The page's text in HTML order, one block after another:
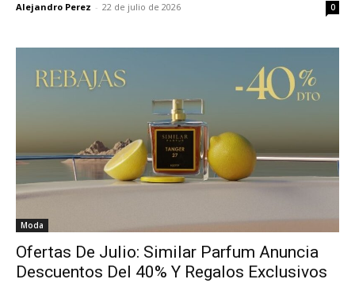
Alejandro Perez - 22 de julio de 2026 0
Moda
Ofertas De Julio: Similar Parfum Anuncia
Descuentos Del 40% Y Regalos Exclusivos